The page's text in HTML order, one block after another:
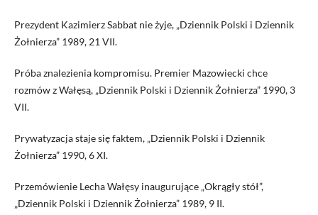
Prezydent Kazimierz Sabbat nie żyje, „Dziennik Polski i Dziennik
Żołnierza” 1989, 21 VII.
Próba znalezienia kompromisu. Premier Mazowiecki chce
rozmów z Wałęsą, „Dziennik Polski i Dziennik Żołnierza” 1990, 3
VII.
Prywatyzacja staje się faktem, „Dziennik Polski i Dziennik
Żołnierza” 1990, 6 XI.
Przemówienie Lecha Wałęsy inaugurujące „Okrągły stół”,
„Dziennik Polski i Dziennik Żołnierza” 1989, 9 II.